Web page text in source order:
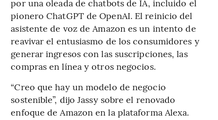
por una oleada de chatbots de IA, incluido el
pionero ChatGPT de OpenAI. El reinicio del
asistente de voz de Amazon es un intento de
reavivar el entusiasmo de los consumidores y
generar ingresos con las suscripciones, las
compras en línea y otros negocios.
“Creo que hay un modelo de negocio
sostenible”, dijo Jassy sobre el renovado
enfoque de Amazon en la plataforma Alexa.